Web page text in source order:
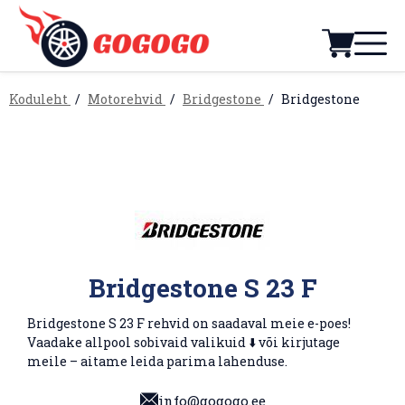
Koduleht Motorehvid Bridgestone Bridgestone
Bridgestone S 23 F
Bridgestone S 23 F rehvid on saadaval meie e-poes!
Vaadake allpool sobivaid valikuid ⬇️ või kirjutage
meile – aitame leida parima lahenduse.
info@gogogo.ee